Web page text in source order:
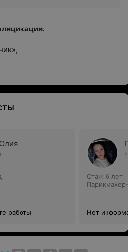
работы
Стаж 6 лет
Нет